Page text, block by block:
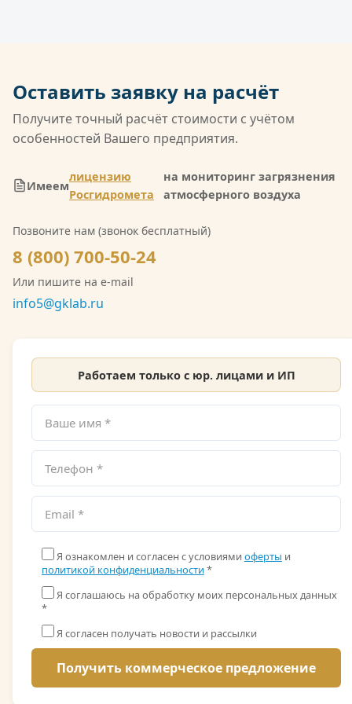
веществ (например, оксидов азота, диоксида
серы, пыли) и оформляется протокол.
Оставить заявку на расчёт
Получите точный расчёт стоимости с учётом
особенностей Вашего предприятия.
Имеем
лицензию
Росгидромета
на мониторинг загрязнения
атмосферного воздуха
Позвоните нам (звонок бесплатный)
8 (800) 700-50-24
Или пишите на e-mail
info5@gklab.ru
Работаем только с юр. лицами и ИП
Я ознакомлен и согласен с условиями оферты и
политикой конфиденциальности*
Я соглашаюсь на обработку моих персональных данных
*
Я согласен получать новости и рассылки